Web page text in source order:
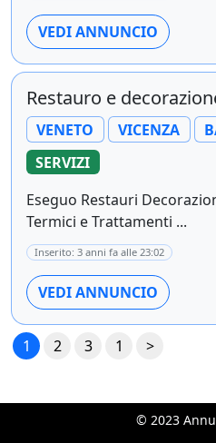
VEDI ANNUNCIO
Restauro e
VENETO VICENZA
SERVIZI
Eseguo Restauri
Termici e Trattamenti ...
Inserito: 3 anni fa alle 23:02
VEDI ANNUNCIO
1 2 3 1 >
© 2023